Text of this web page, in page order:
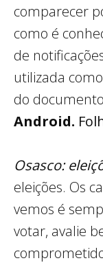
comparecer
como é
de
utilizada
do
Android.
Osasco:
eleições. Os
vemos é
votar, avalie